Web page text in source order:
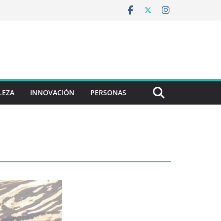
INNOVACIÓN PERSONAS